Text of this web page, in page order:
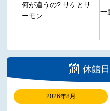
休館
2026年8月
何が違うの? サケとサ
ーモン
一